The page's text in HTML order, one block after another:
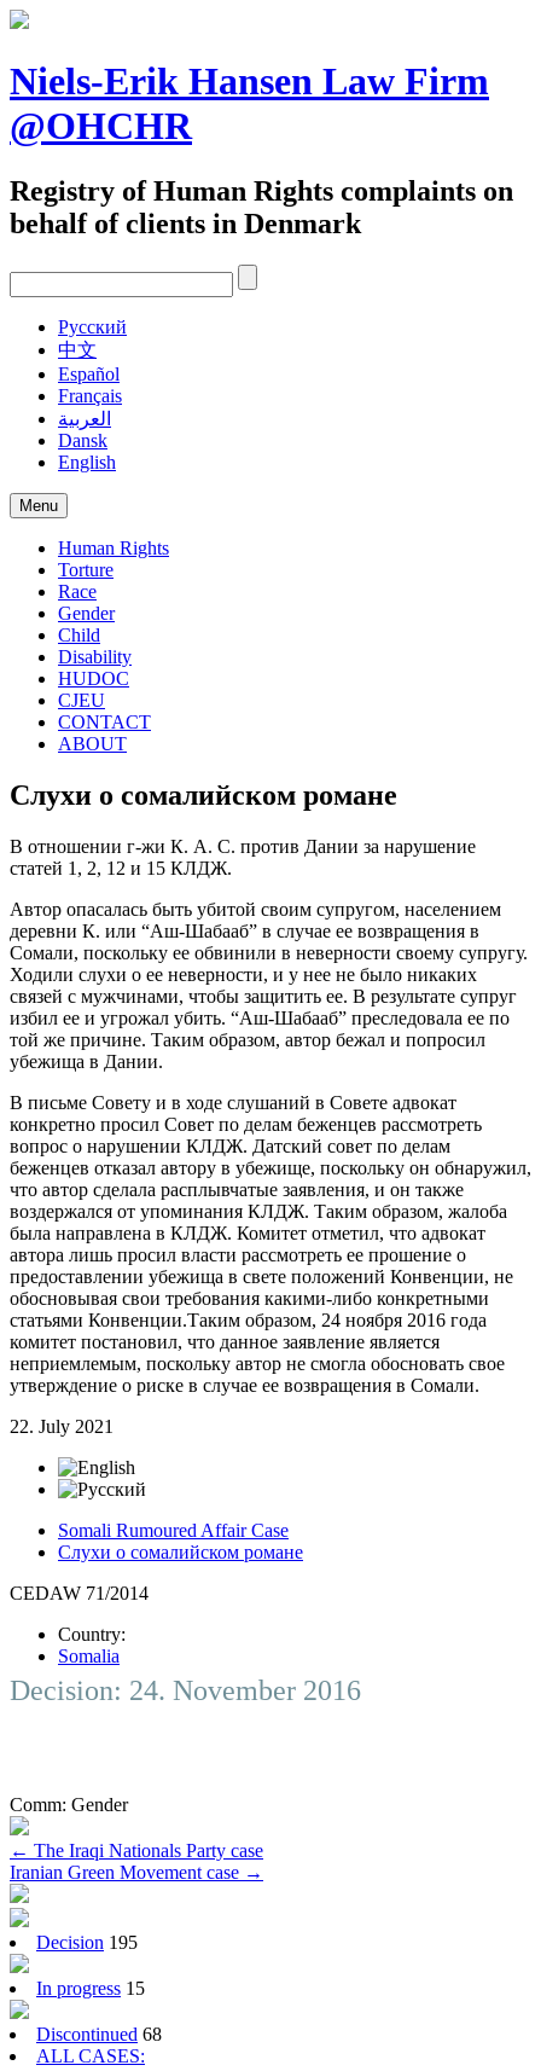
Skip
content
Niels-Erik Hansen Law Firm
@OHCHR
Registry of Human Rights complaints on
behalf of clients in Denmark
Pусский
中文
Español
Français
العربية
Dansk
English
Menu
Human Rights
Torture
Race
Gender
Child
Disability
HUDOC
CJEU
CONTACT
ABOUT
Слухи о сомалийском романе
В отношении г-жи К. А. С. против Дании за нарушение
статей 1, 2, 12 и 15 КЛДЖ.
Автор опасалась быть убитой своим супругом, населением
деревни К. или “Аш-Шабааб” в случае ее возвращения в
Сомали, поскольку ее обвинили в неверности своему супругу.
Ходили слухи о ее неверности, и у нее не было никаких
связей с мужчинами, чтобы защитить ее. В результате супруг
избил ее и угрожал убить. “Аш-Шабааб” преследовала ее по
той же причине. Таким образом, автор бежал и попросил
убежища в Дании.
В письме Совету и в ходе слушаний в Совете адвокат
конкретно просил Совет по делам беженцев рассмотреть
вопрос о нарушении КЛДЖ. Датский совет по делам
беженцев отказал автору в убежище, поскольку он обнаружил,
что автор сделала расплывчатые заявления, и он также
воздержался от упоминания КЛДЖ. Таким образом, жалоба
была направлена в КЛДЖ. Комитет отметил, что адвокат
автора лишь просил власти рассмотреть ее прошение о
предоставлении убежища в свете положений Конвенции, не
обосновывая свои требования какими-либо конкретными
статьями Конвенции.Таким образом, 24 ноября 2016 года
комитет постановил, что данное заявление является
неприемлемым, поскольку автор не смогла обосновать свое
утверждение о риске в случае ее возвращения в Сомали.
22. July 2021
Somali Rumoured Affair Case
Слухи о сомалийском романе
CEDAW 71/2014
Country:
Somalia
Decision: 24. November 2016
Comm: Gender
Post
navigation
← The Iraqi Nationals Party case
Iranian Green Movement case →
Decision 195
In progress 15
Discontinued 68
ALL CASES: